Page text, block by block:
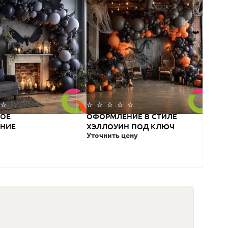
ОФОРМЛЕНИЕ В СТИЛЕ
ХЭЛЛОУИН ПОД КЛЮЧ
Уточнить цену